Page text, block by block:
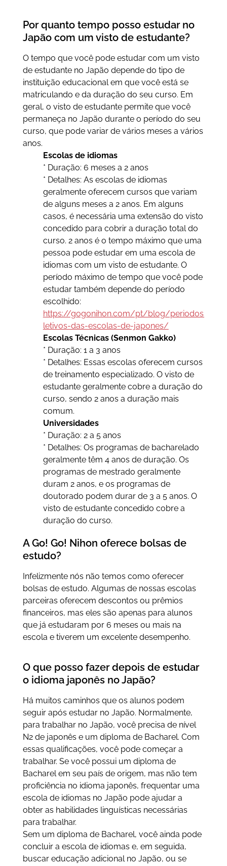
Por quanto tempo posso estudar no
Japão com um visto de estudante?
O tempo que você pode estudar com um visto
de estudante no Japão depende do tipo de
instituição educacional em que você está se
matriculando e da duração do seu curso. Em
geral, o visto de estudante permite que você
permaneça no Japão durante o período do seu
curso, que pode variar de vários meses a vários
anos.
Escolas de idiomas
* Duração: 6 meses a 2 anos
* Detalhes: As escolas de idiomas
geralmente oferecem cursos que variam
de alguns meses a 2 anos. Em alguns
casos, é necessária uma extensão do visto
concedido para cobrir a duração total do
curso. 2 anos é o tempo máximo que uma
pessoa pode estudar em uma escola de
idiomas com um visto de estudante. O
período máximo de tempo que você pode
estudar também depende do período
escolhido:
https://gogonihon.com/pt/blog/periodos-
letivos-das-escolas-de-japones/
Escolas Técnicas (Senmon Gakko)
* Duração: 1 a 3 anos
* Detalhes: Essas escolas oferecem cursos
de treinamento especializado. O visto de
estudante geralmente cobre a duração do
curso, sendo 2 anos a duração mais
comum.
Universidades
* Duração: 2 a 5 anos
* Detalhes: Os programas de bacharelado
geralmente têm 4 anos de duração. Os
programas de mestrado geralmente
duram 2 anos, e os programas de
doutorado podem durar de 3 a 5 anos. O
visto de estudante concedido cobre a
duração do curso.
A Go! Go! Nihon oferece bolsas de
estudo?
Infelizmente nós não temos como oferecer
bolsas de estudo. Algumas de nossas escolas
parceiras oferecem descontos ou prêmios
financeiros, mas eles são apenas para alunos
que já estudaram por 6 meses ou mais na
escola e tiverem um excelente desempenho.
O que posso fazer depois de estudar
o idioma japonês no Japão?
Há muitos caminhos que os alunos podem
seguir após estudar no Japão. Normalmente,
para trabalhar no Japão, você precisa de nível
N2 de japonês e um diploma de Bacharel. Com
essas qualificações, você pode começar a
trabalhar. Se você possui um diploma de
Bacharel em seu país de origem, mas não tem
proficiência no idioma japonês, frequentar uma
escola de idiomas no Japão pode ajudar a
obter as habilidades linguísticas necessárias
para trabalhar.
Sem um diploma de Bacharel, você ainda pode
concluir a escola de idiomas e, em seguida,
buscar educação adicional no Japão, ou se